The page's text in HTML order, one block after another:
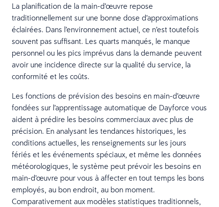
La planification de la main-d’œuvre repose
traditionnellement sur une bonne dose d’approximations
éclairées. Dans l’environnement actuel, ce n’est toutefois
souvent pas suffisant. Les quarts manqués, le manque
personnel ou les pics imprévus dans la demande peuvent
avoir une incidence directe sur la qualité du service, la
conformité et les coûts.
Les fonctions de prévision des besoins en main-d’œuvre
fondées sur l’apprentissage automatique de Dayforce vous
aident à prédire les besoins commerciaux avec plus de
précision. En analysant les tendances historiques, les
conditions actuelles, les renseignements sur les jours
fériés et les événements spéciaux, et même les données
météorologiques, le système peut prévoir les besoins en
main-d’œuvre pour vous à affecter en tout temps les bons
employés, au bon endroit, au bon moment.
Comparativement aux modèles statistiques traditionnels,